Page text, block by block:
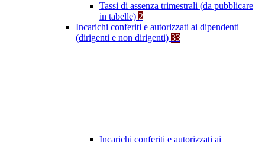
Tassi di assenza trimestrali (da pubblicare
in tabelle) 2
Incarichi conferiti e autorizzati ai dipendenti
(dirigenti e non dirigenti) 33
Incarichi conferiti e autorizzati ai